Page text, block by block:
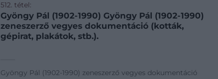
512. tétel:
Gyöngy Pál (1902-1990) Gyöngy Pál (1902-1990)
zeneszerző vegyes dokumentáció (kották,
gépirat, plakátok, stb.).
Gyöngy Pál (1902-1990) zeneszerző vegyes dokumentáció